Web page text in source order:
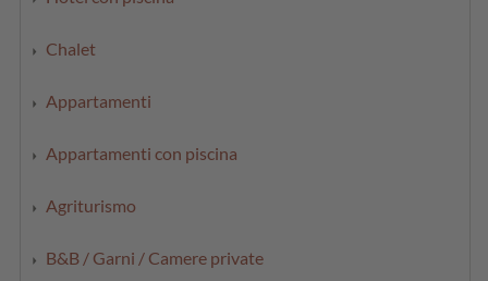
Chalet
Appartamenti
Appartamenti con piscina
Agriturismo
B&B / Garni / Camere private